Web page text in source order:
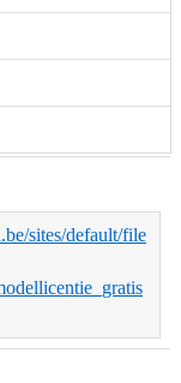
sites/default/file